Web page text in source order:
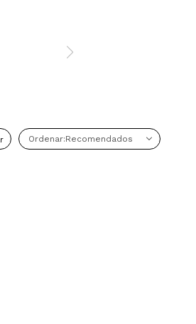
Recomendados